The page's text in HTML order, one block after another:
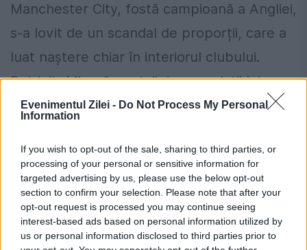
Evenimentul Zilei - Do Not Process My Personal
Information
If you wish to opt-out of the sale, sharing to third parties, or
processing of your personal or sensitive information for
targeted advertising by us, please use the below opt-out
section to confirm your selection. Please note that after your
opt-out request is processed you may continue seeing
interest-based ads based on personal information utilized by
us or personal information disclosed to third parties prior to
Manchester City, fostă campioană a Angliei,
s-a lovit de un scandal de proporții, care a
luat naștere chiar în interiorul clubului.
Potrivit „Mirror”, unul dintre angajații lui
Manchester City a...